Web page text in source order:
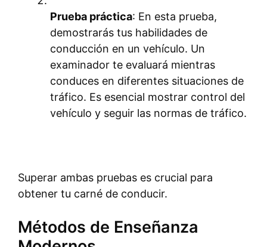
Prueba práctica: En esta prueba,
demostrarás tus habilidades de
conducción en un vehículo. Un
examinador te evaluará mientras
conduces en diferentes situaciones de
tráfico. Es esencial mostrar control del
vehículo y seguir las normas de tráfico.
Superar ambas pruebas es crucial para
obtener tu carné de conducir.
Métodos de Enseñanza